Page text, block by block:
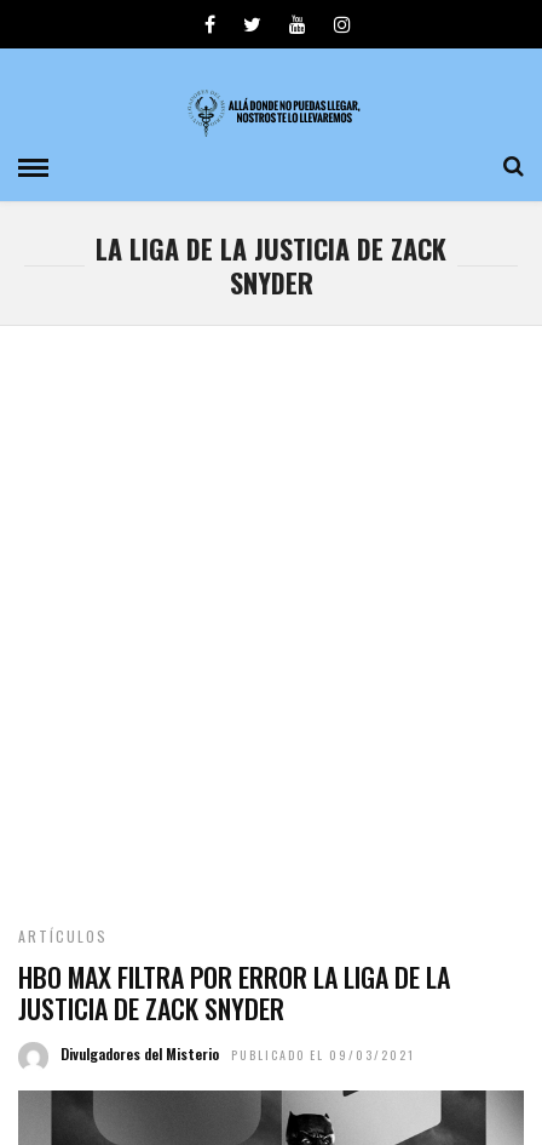
LA LIGA DE LA JUSTICIA DE ZACK
SNYDER
ARTÍCULOS
HBO MAX FILTRA POR ERROR LA LIGA DE LA
JUSTICIA DE ZACK SNYDER
Divulgadores del Misterio PUBLICADO EL 09/03/2021